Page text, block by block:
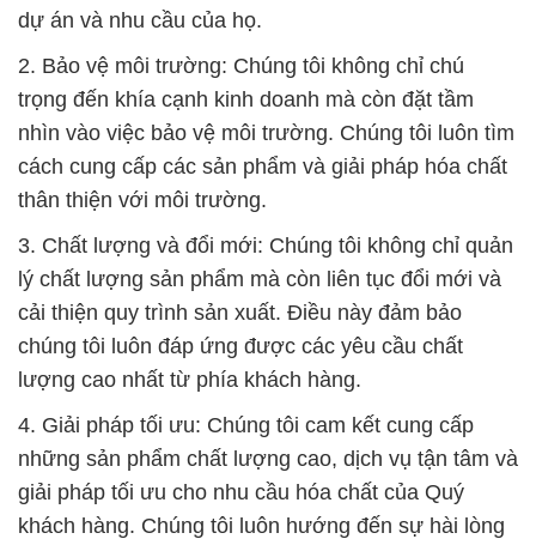
dự án và nhu cầu của họ.
2. Bảo vệ môi trường: Chúng tôi không chỉ chú
trọng đến khía cạnh kinh doanh mà còn đặt tầm
nhìn vào việc bảo vệ môi trường. Chúng tôi luôn tìm
cách cung cấp các sản phẩm và giải pháp hóa chất
thân thiện với môi trường.
3. Chất lượng và đổi mới: Chúng tôi không chỉ quản
lý chất lượng sản phẩm mà còn liên tục đổi mới và
cải thiện quy trình sản xuất. Điều này đảm bảo
chúng tôi luôn đáp ứng được các yêu cầu chất
lượng cao nhất từ phía khách hàng.
4. Giải pháp tối ưu: Chúng tôi cam kết cung cấp
những sản phẩm chất lượng cao, dịch vụ tận tâm và
giải pháp tối ưu cho nhu cầu hóa chất của Quý
khách hàng. Chúng tôi luôn hướng đến sự hài lòng